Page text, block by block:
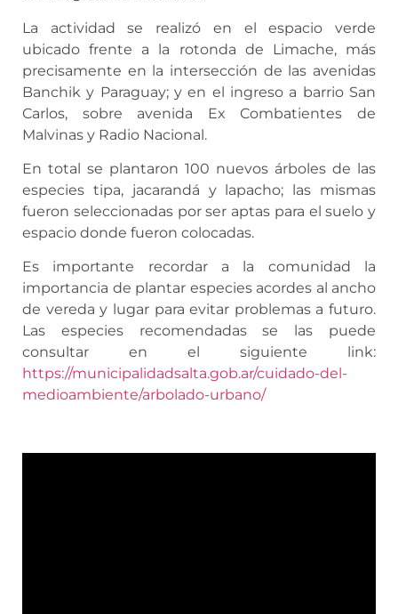
La actividad se realizó en el espacio verde
ubicado frente a la rotonda de Limache, más
precisamente en la intersección de las avenidas
Banchik y Paraguay; y en el ingreso a barrio San
Carlos, sobre avenida Ex Combatientes de
Malvinas y Radio Nacional.
En total se plantaron 100 nuevos árboles de las
especies tipa, jacarandá y lapacho; las mismas
fueron seleccionadas por ser aptas para el suelo y
espacio donde fueron colocadas.
Es importante recordar a la comunidad la
importancia de plantar especies acordes al ancho
de vereda y lugar para evitar problemas a futuro.
Las especies recomendadas se las puede
consultar en el siguiente link:
https://municipalidadsalta.gob.ar/cuidado-del-
medioambiente/arbolado-urbano/